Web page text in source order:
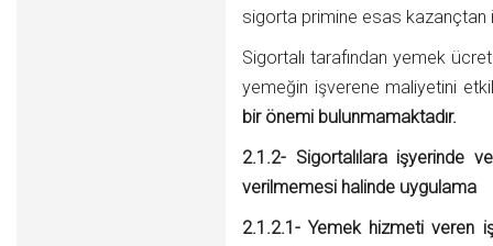
sigorta primine esas kazançtan
Sigortalı tarafından yemek
yemeğin işverene maliyetini
bir önemi bulunmamaktadır.
2.1.2- Sigortalılara işyerinde
verilmemesi halinde uygulama
2.1.2.1- Yemek hizmeti veren